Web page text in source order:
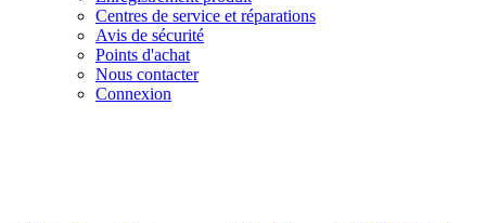
Centres de service et réparations
Avis de sécurité
Points d'achat
Nous contacter
Connexion